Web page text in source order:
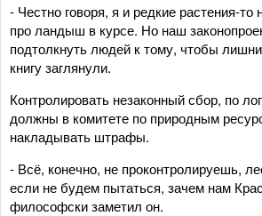
- Честно говоря, я и редкие растения-то
про ландыш в курсе. Но наш
подтолкнуть людей к тому, чтобы
книгу заглянули.
Контролировать незаконный сбор, по
должны в комитете по природным
накладывать штрафы.
- Всё, конечно, не проконтролируешь,
если не будем пытаться, зачем нам
философски заметил он.